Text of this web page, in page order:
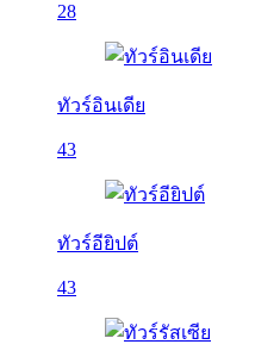
28
ทัวร์อินเดีย
43
ทัวร์อียิปต์
43